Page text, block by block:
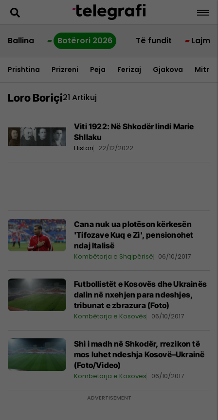
Ballina Botërori 2026 Të fundit Lajme
Prishtina Prizreni Peja Ferizaj Gjakova
Loro Boriçi21 Artikuj
Viti 1922: Në Shkodër lindi Marie
Shllaku
Histori 22/12/2022
Cana nuk ua plotëson kërkesën
'Tifozave Kuq e Zi', pensionohet
ndaj Italisë
Kombëtarja e Shqipërisë 06/10/2017
Futbollistët e Kosovës dhe Ukrainës
dalin në nxehjen para ndeshjes,
tribunat e zbrazura (Foto)
Kombëtarja e Kosovës 06/10/2017
Shi i madh në Shkodër, rrezikon të
mos luhet ndeshja Kosovë–Ukrainë
(Foto/Video)
Kombëtarja e Kosovës 06/10/2017